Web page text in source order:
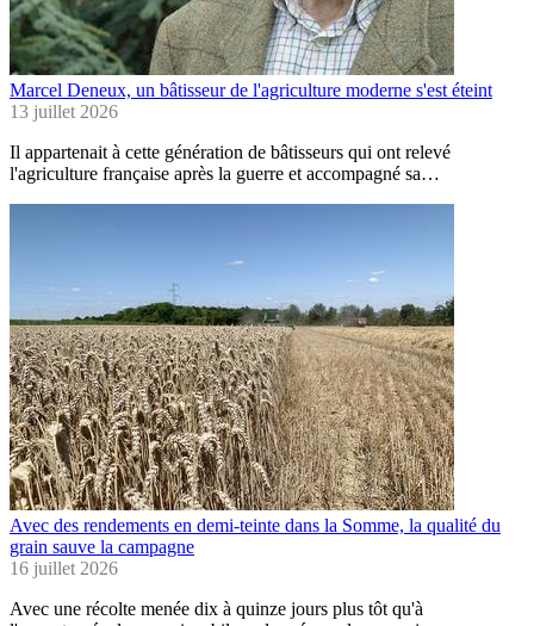
Marcel Deneux, un bâtisseur de l'agriculture moderne s'est éteint
13 juillet 2026
Il appartenait à cette génération de bâtisseurs qui ont relevé
l'agriculture française après la guerre et accompagné sa…
Avec des rendements en demi-teinte dans la Somme, la qualité du
grain sauve la campagne
16 juillet 2026
Avec une récolte menée dix à quinze jours plus tôt qu'à